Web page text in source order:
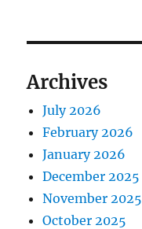
Archives
July 2026
February 2026
January 2026
December 2025
November 2025
October 2025